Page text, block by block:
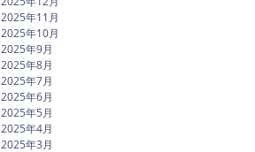
2025年11月
2025年10月
2025年9月
2025年8月
2025年7月
2025年6月
2025年5月
2025年4月
2025年3月